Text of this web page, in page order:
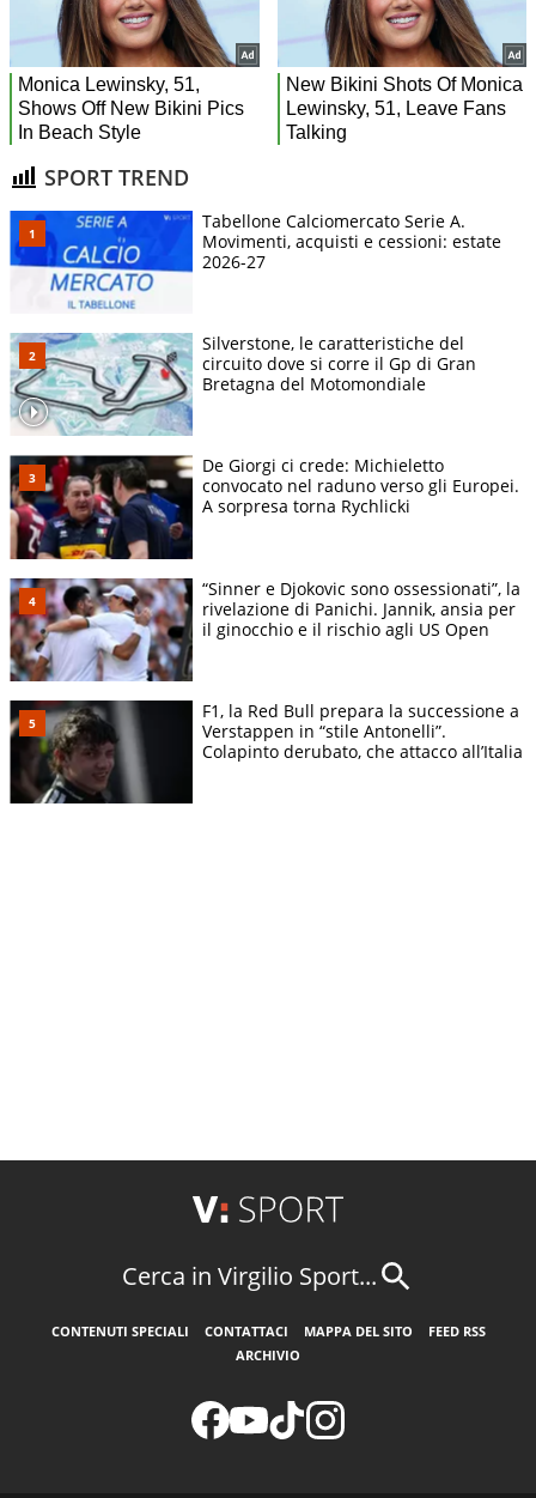
SPORT TREND
Tabellone Calciomercato Serie A.
Movimenti, acquisti e cessioni: estate
2026-27
Silverstone, le caratteristiche del
circuito dove si corre il Gp di Gran
Bretagna del Motomondiale
De Giorgi ci crede: Michieletto
convocato nel raduno verso gli Europei.
A sorpresa torna Rychlicki
“Sinner e Djokovic sono ossessionati”, la
rivelazione di Panichi. Jannik, ansia per
il ginocchio e il rischio agli US Open
F1, la Red Bull prepara la successione a
Verstappen in “stile Antonelli”.
Colapinto derubato, che attacco all’Italia
Cerca in Virgilio Sport...
CONTENUTI SPECIALI CONTATTACI MAPPA DEL SITO
FEED RSS
ARCHIVIO